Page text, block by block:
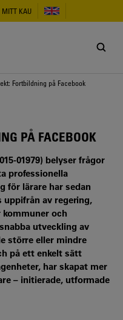
MITT KAU
Fortbildning på Facebook
PÅ FACEBOOK
01979) belyser frågor
professionella
för lärare har sedan
av regering,
och
utveckling av
större eller mindre
på ett enkelt sätt
har skapat mer
– initierade, utformade